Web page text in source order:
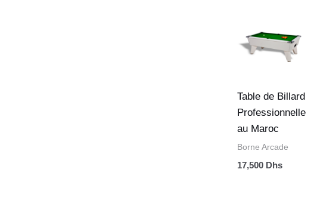
Table de Billard
Professionnelle
au Maroc
Borne Arcade
17,500 Dhs